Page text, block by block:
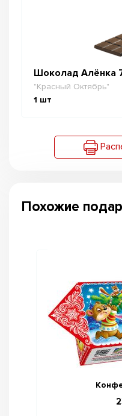
Шоколад Алёнка
"Красный Октябрь"
1 шт
Похожие